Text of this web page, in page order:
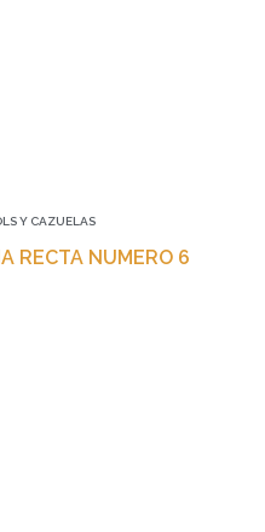
Y CAZUELAS
RECTA NUMERO 6